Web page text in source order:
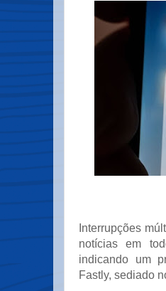
Interrupções
notícias em
indicando um
Fastly, sediado